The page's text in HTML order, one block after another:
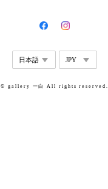
© gallery 一白 All rights reserved.